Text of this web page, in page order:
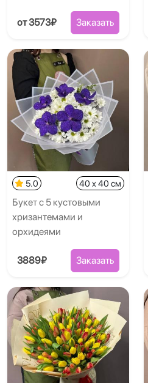
от 3573₽ Заказать
5.0 40 x 40 см
Букет с 5 кустовыми
хризантемами и
орхидеями
3889₽ Заказать